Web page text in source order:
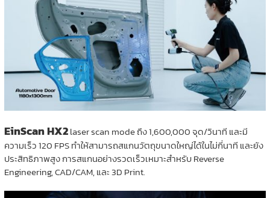
EinScan HX2laser scan mode ถึง 1,600,000 จุด/วินาที และมี
ความเร็ว 120 FPS ทำให้สามารถสแกนวัตถุขนาดใหญ่ได้ในไม่กี่นาที และยัง
ประสิทธิภาพสูง การสแกนอย่างรวดเร็วเหมาะสำหรับ Reverse
Engineering, CAD/CAM, และ 3D Print.